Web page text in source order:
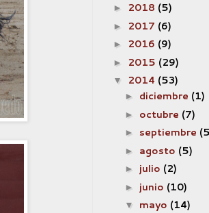
► 2018 (5)
► 2017 (6)
► 2016 (9)
► 2015 (29)
▼ 2014 (53)
► diciembre (1)
► octubre (7)
► septiembre
► agosto (5)
► julio (2)
► junio (10)
▼ mayo (14)